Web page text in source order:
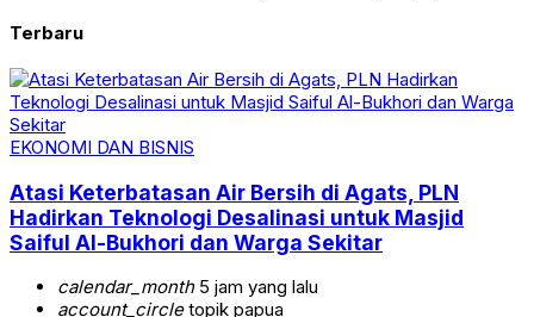
Terbaru
EKONOMI DAN BISNIS
Atasi Keterbatasan Air Bersih di Agats, PLN
Hadirkan Teknologi Desalinasi untuk Masjid
Saiful Al-Bukhori dan Warga Sekitar
calendar_month5 jam yang lalu
account_circletopik papua